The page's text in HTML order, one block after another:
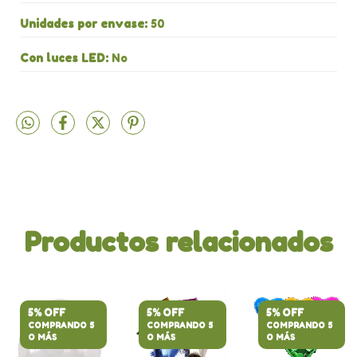
Unidades por envase: 50
Con luces LED: No
Productos relacionados
5% OFF
COMPRANDO 5
O MÁS
5% OFF
COMPRANDO 5
O MÁS
5% OFF
COMPRANDO 5
O MÁS